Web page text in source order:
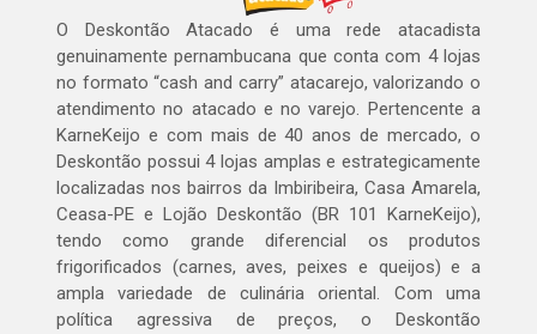
O Deskontão Atacado é uma rede atacadista
genuinamente pernambucana que conta com 4 lojas
no formato “cash and carry” atacarejo, valorizando o
atendimento no atacado e no varejo. Pertencente a
KarneKeijo e com mais de 40 anos de mercado, o
Deskontão possui 4 lojas amplas e estrategicamente
localizadas nos bairros da Imbiribeira, Casa Amarela,
Ceasa-PE e Lojão Deskontão (BR 101 KarneKeijo),
tendo como grande diferencial os produtos
frigorificados (carnes, aves, peixes e queijos) e a
ampla variedade de culinária oriental. Com uma
política agressiva de preços, o Deskontão